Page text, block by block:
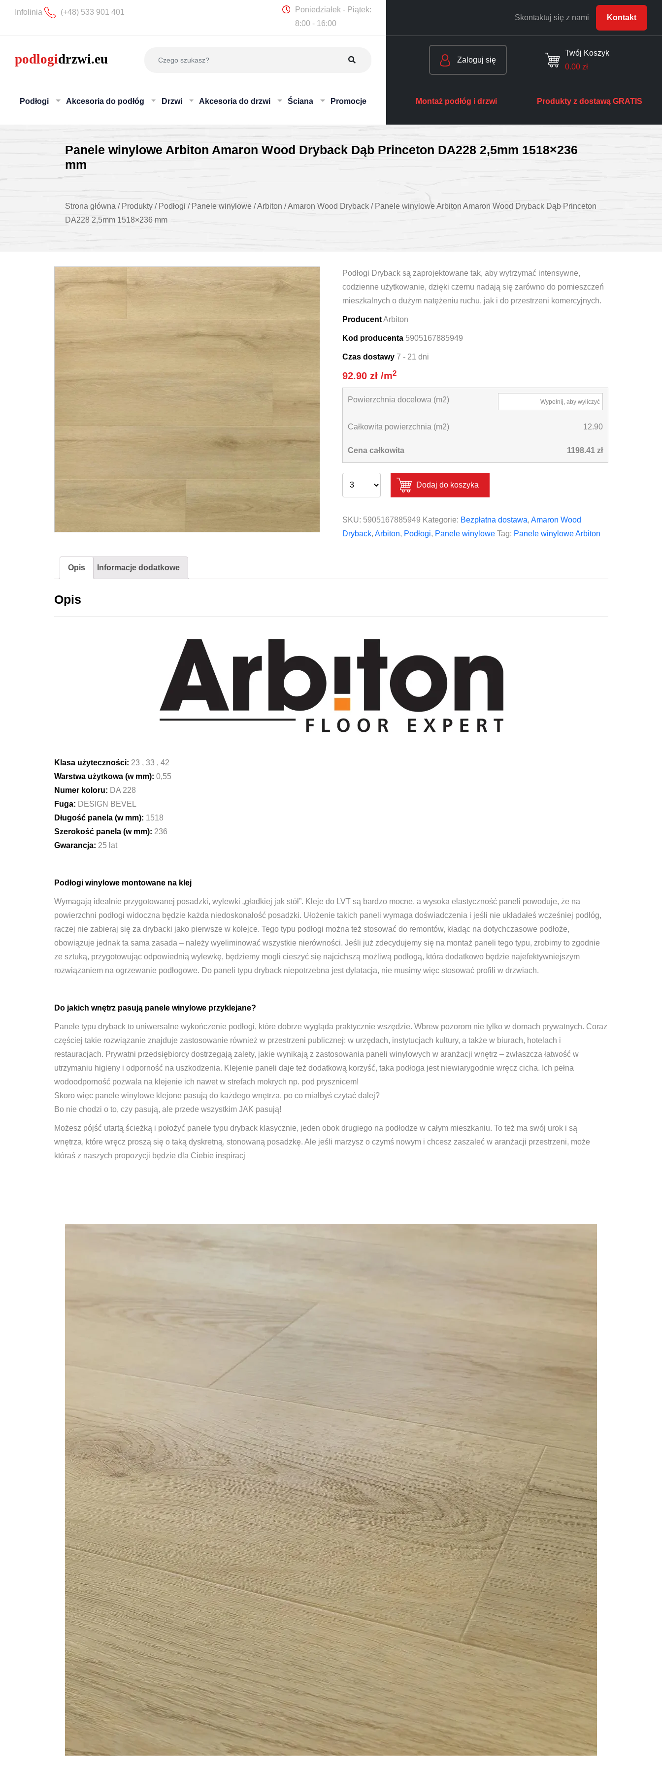
Infolinia (+48) 533 901 401
Poniedziałek - Piątek:
8:00 - 16:00
Skontaktuj się z nami Kontakt
Podłogi Akcesoria do podłóg Drzwi Akcesoria do drzwi Ściana Promocje
Zaloguj się
Twój Koszyk
0.00 zł
Montaż podłóg i drzwi Produkty z dostawą GRATIS
Panele winylowe Arbiton Amaron Wood Dryback Dąb Princeton DA228 2,5mm 1518×236
mm
Strona główna / Produkty / Podłogi / Panele winylowe /Arbiton /Amaron Wood Dryback / Panele winylowe Arbiton Amaron Wood Dryback Dąb Princeton
DA228 2,5mm 1518×236 mm
Podłogi Dryback są zaprojektowane tak, aby wytrzymać intensywne,
codzienne użytkowanie, dzięki czemu nadają się zarówno do pomieszczeń
mieszkalnych o dużym natężeniu ruchu, jak i do przestrzeni komercyjnych.
Producent Arbiton
Kod producenta 5905167885949
Czas dostawy 7 - 21 dni
92.90 zł/m2
Powierzchnia docelowa (m2) Wypełnij, aby wyliczyć
Całkowita powierzchnia (m2) 12.90
Cena całkowita 1198.41 zł
Dodaj do koszyka
SKU: 5905167885949 Kategorie: Bezpłatna dostawa, Amaron Wood
Dryback, Arbiton, Podłogi, Panele winylowe Tag: Panele winylowe Arbiton
Opis Informacje dodatkowe
Opis
Klasa użyteczności: 23 , 33 , 42
Warstwa użytkowa (w mm): 0,55
Numer koloru: DA 228
Fuga: DESIGN BEVEL
Długość panela (w mm): 1518
Szerokość panela (w mm): 236
Gwarancja: 25 lat
Podłogi winylowe montowane na klej
Wymagają idealnie przygotowanej posadzki, wylewki „gładkiej jak stół”. Kleje do LVT są bardzo mocne, a wysoka elastyczność paneli powoduje, że na
powierzchni podłogi widoczna będzie każda niedoskonałość posadzki. Ułożenie takich paneli wymaga doświadczenia i jeśli nie układałeś wcześniej podłóg,
raczej nie zabieraj się za drybacki jako pierwsze w kolejce. Tego typu podłogi można też stosować do remontów, kładąc na dotychczasowe podłoże,
obowiązuje jednak ta sama zasada – należy wyeliminować wszystkie nierówności. Jeśli już zdecydujemy się na montaż paneli tego typu, zrobimy to zgodnie
ze sztuką, przygotowując odpowiednią wylewkę, będziemy mogli cieszyć się najcichszą możliwą podłogą, która dodatkowo będzie najefektywniejszym
rozwiązaniem na ogrzewanie podłogowe. Do paneli typu dryback niepotrzebna jest dylatacja, nie musimy więc stosować profili w drzwiach.
Do jakich wnętrz pasują panele winylowe przyklejane?
Panele typu dryback to uniwersalne wykończenie podłogi, które dobrze wygląda praktycznie wszędzie. Wbrew pozorom nie tylko w domach prywatnych. Coraz
częściej takie rozwiązanie znajduje zastosowanie również w przestrzeni publicznej: w urzędach, instytucjach kultury, a także w biurach, hotelach i
restauracjach. Prywatni przedsiębiorcy dostrzegają zalety, jakie wynikają z zastosowania paneli winylowych w aranżacji wnętrz – zwłaszcza łatwość w
utrzymaniu higieny i odporność na uszkodzenia. Klejenie paneli daje też dodatkową korzyść, taka podłoga jest niewiarygodnie wręcz cicha. Ich pełna
wodoodporność pozwala na klejenie ich nawet w strefach mokrych np. pod prysznicem!
Skoro więc panele winylowe klejone pasują do każdego wnętrza, po co miałbyś czytać dalej?
Bo nie chodzi o to, czy pasują, ale przede wszystkim JAK pasują!
Możesz pójść utartą ścieżką i położyć panele typu dryback klasycznie, jeden obok drugiego na podłodze w całym mieszkaniu. To też ma swój urok i są
wnętrza, które wręcz proszą się o taką dyskretną, stonowaną posadzkę. Ale jeśli marzysz o czymś nowym i chcesz zaszaleć w aranżacji przestrzeni, może
któraś z naszych propozycji będzie dla Ciebie inspiracj